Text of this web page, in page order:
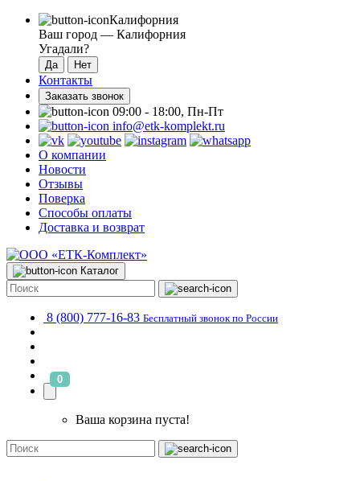
Калифорния
Ваш город — Калифорния
Угадали?
Контакты
Заказать звонок
09:00 - 18:00, Пн-Пт
info@etk-komplekt.ru
О компании
Новости
Отзывы
Поверка
Способы оплаты
Доставка и возврат
Каталог
8 (800) 777-16-83 Бесплатный звонок по России
0
Ваша корзина пуста!